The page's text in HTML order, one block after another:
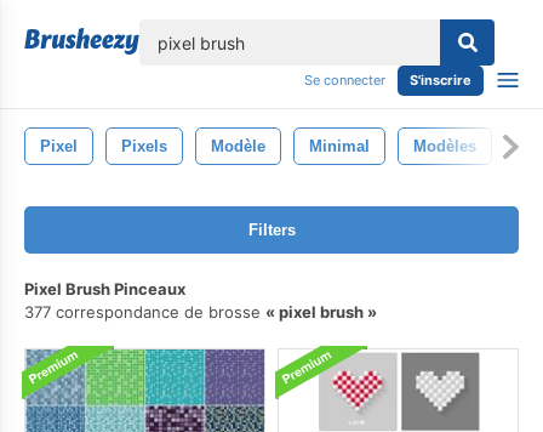
Se connecter S'inscrire
Pixel Pixels Modèle Minimal Modèles
Filters
Pixel Brush Pinceaux
377 correspondance de brosse
pixel brush